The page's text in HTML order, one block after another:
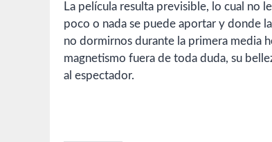
La película resulta previsible, lo cual no
poco o nada se puede aportar y donde
no dormirnos durante la primera media
magnetismo fuera de toda duda, su
al espectador.